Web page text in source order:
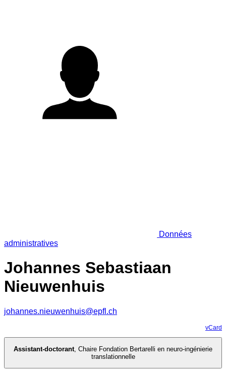
Données
administratives
Johannes Sebastiaan
Nieuwenhuis
johannes.nieuwenhuis@epfl.ch
vCard
Assistant-doctorant, Chaire Fondation Bertarelli en neuro-ingénierie
translationnelle